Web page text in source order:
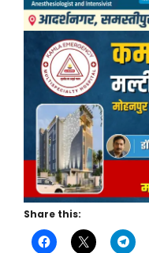
Share this: